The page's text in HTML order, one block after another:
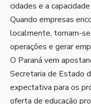
cidades e a
Quando empresas
localmente, tornam-
operações e gerar
O Paraná vem
Secretaria de Estado
expectativa para os
oferta de educação